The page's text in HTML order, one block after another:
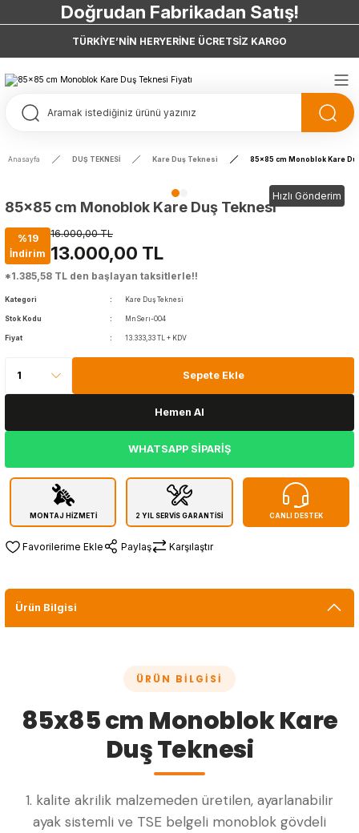
7 Taksit 0 Vade Farkı
Doğrudan Fabrikadan Satış!
TÜRKİYE’NİN HERYERİNE ÜCRETSİZ KARGO
Anasayfa DUŞ TEKNESİ Kare Duş Teknesi 85x85 cm Monoblok Kare
Hızlı Gönderim
85x85 cm Monoblok Kare Duş Teknesi
%19
İndirim
16.000,00 TL
13.000,00 TL
*1.385,58 TL den başlayan taksitlerle!!
Kategori Kare Duş Teknesi
Stok Kodu MnSerı-004
Fiyat 13.333,33 TL + KDV
Sepete Ekle
Hemen Al
WHATSAPP SİPARİŞ
MONTAJ HİZMETİ 2 YIL SERVİS GARANTİSİ CANLI DESTEK
Paylaş Karşılaştır
Ürün Bilgisi
ÜRÜN BILGISI
85x85 cm Monoblok Kare
Duş Teknesi
1. kalite akrilik malzemeden üretilen, ayarlanabilir
ayak sistemli ve TSE belgeli monoblok gövdeli